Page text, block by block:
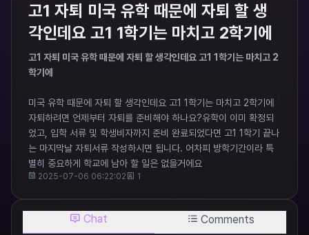
고1 자퇴 미국 유학 때문에 자퇴 할 생
각인데요 고1 1학기는 마치고 2학기에
고1 자퇴 미국 유학 때문에 자퇴 할 생각인데요 고1 1학기는 마치고 2
학기에
미국 유학 때문에 자퇴 할 생각인데요 고1 1학기는 마치고 2학기에
자퇴하려면 언제부터 자퇴를 준비해야 하나요?유학이 이미 확정되
었고, 입학 서류 및 학생비자까지 준비 완료되었다면 고1 1학기 끝나
는 마지막날 자퇴서류 작성하시면 됩니다. 어차피 방학기간이라 특
별히 중요하게 학교에 남아 할 일은 없을거에요
2025-07-06 06:22:02 1
Chat Comments